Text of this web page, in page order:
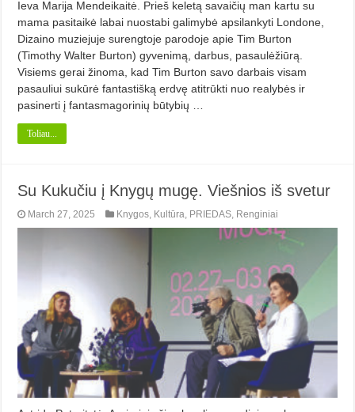
Ieva Marija Mendeikaitė. Prieš keletą savaičių man kartu su
mama pasitaikė labai nuostabi galimybė apsilankyti Londone,
Dizaino muziejuje surengtoje parodoje apie Tim Burton
(Timothy Walter Burton) gyvenimą, darbus, pasaulėžiūrą.
Visiems gerai žinoma, kad Tim Burton savo darbais visam
pasauliui sukūrė fantastišką erdvę atitrūkti nuo realybės ir
pasinerti į fantasmagorinių būtybių …
Toliau...
Su Kukučiu į Knygų mugę. Viešnios iš svetur
March 27, 2025 Knygos, Kultūra, PRIEDAS, Renginiai